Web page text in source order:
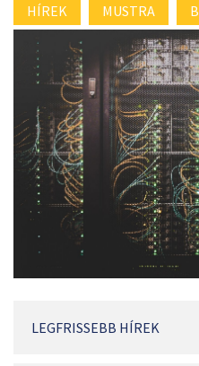
HÍREK MUSTRA
LEGFRISSEBB HÍREK